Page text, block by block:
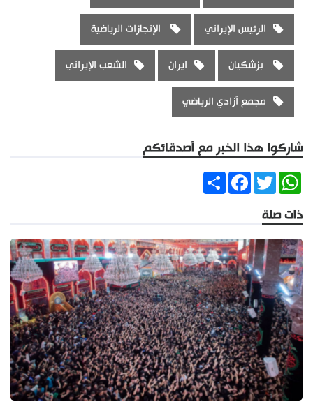
الرئيس الإيراني الإنجازات الرياضية
بزشكيان ايران الشعب الإيراني
مجمع آزادي الرياضي
شاركوا هذا الخبر مع أصدقائكم
ShareFacebookTwitter
WhatsApp
ذات صلة